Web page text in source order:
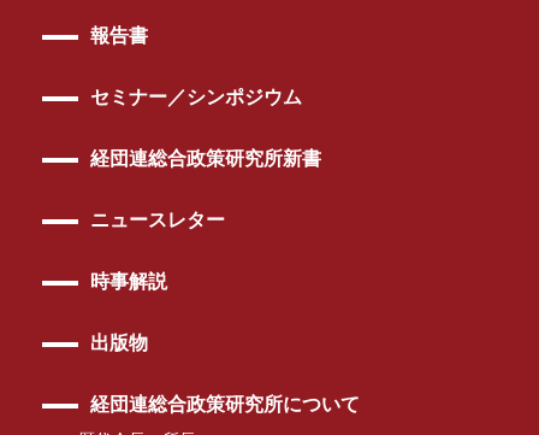
報告書
セミナー／シンポジウム
経団連総合政策研究所新書
ニュースレター
時事解説
出版物
経団連総合政策研究所について